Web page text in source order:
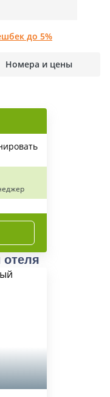
до 5%
Номера и цены